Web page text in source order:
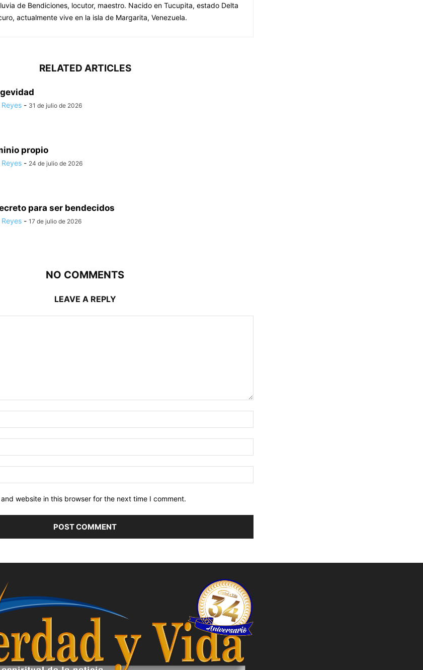
de Bendiciones, locutor, maestro. Nacido en Tucupita, estado Delta
actualmente vive en la isla de Margarita, Venezuela.
RELATED ARTICLES
- 31 de julio de 2026
propio
- 24 de julio de 2026
para ser bendecidos
- 17 de julio de 2026
NO COMMENTS
LEAVE A REPLY
website in this browser for the next time I comment.